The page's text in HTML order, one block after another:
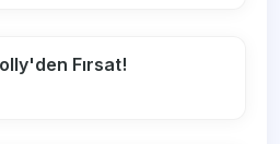
Fırsat!